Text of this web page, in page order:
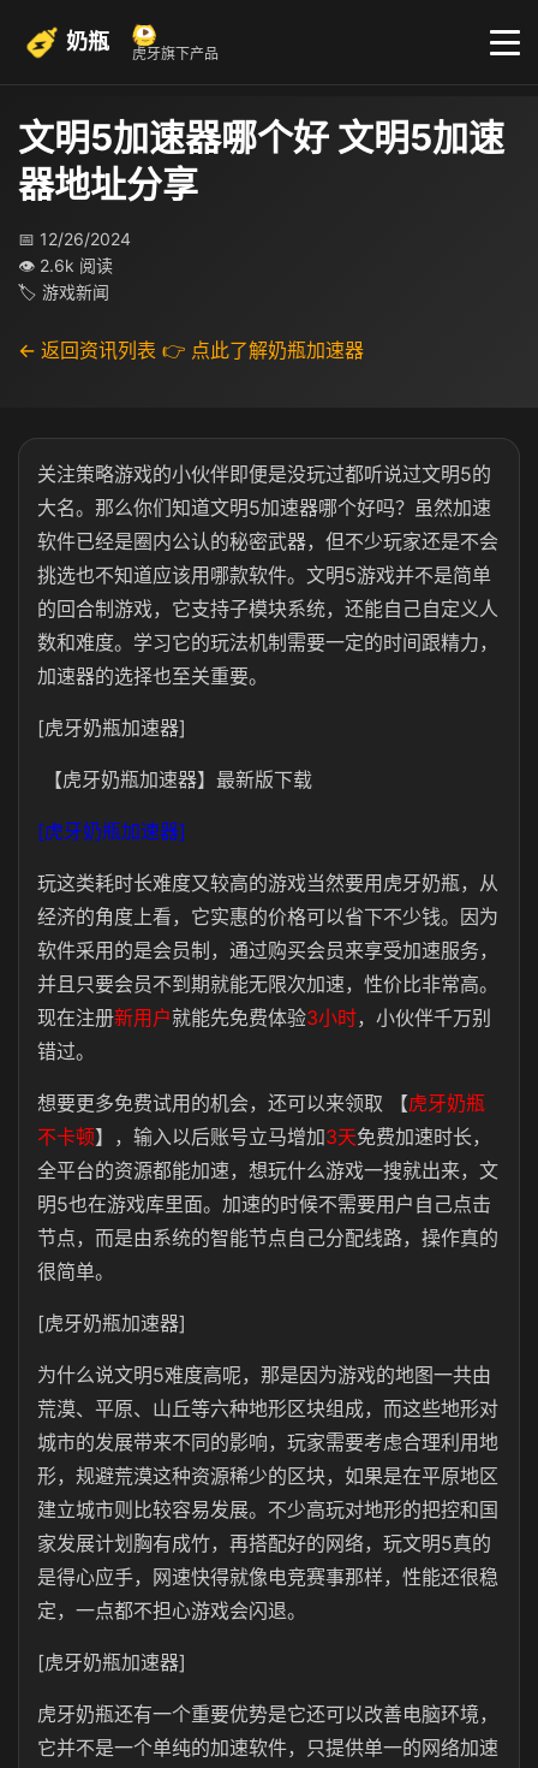
奶瓶 虎牙旗下产品
文明5加速器哪个好 文明5加速
器地址分享
📅 12/26/2024
👁 2.6k 阅读
🏷 游戏新闻
← 返回资讯列表 👉 点此了解奶瓶加速器
关注策略游戏的小伙伴即便是没玩过都听说过文明5的
大名。那么你们知道文明5加速器哪个好吗？虽然加速
软件已经是圈内公认的秘密武器，但不少玩家还是不会
挑选也不知道应该用哪款软件。文明5游戏并不是简单
的回合制游戏，它支持子模块系统，还能自己自定义人
数和难度。学习它的玩法机制需要一定的时间跟精力，
加速器的选择也至关重要。
[虎牙奶瓶加速器]
【虎牙奶瓶加速器】最新版下载
[虎牙奶瓶加速器]
玩这类耗时长难度又较高的游戏当然要用虎牙奶瓶，从
经济的角度上看，它实惠的价格可以省下不少钱。因为
软件采用的是会员制，通过购买会员来享受加速服务，
并且只要会员不到期就能无限次加速，性价比非常高。
现在注册新用户就能先免费体验3小时，小伙伴千万别
错过。
想要更多免费试用的机会，还可以来领取 【虎牙奶瓶
不卡顿】 ，输入以后账号立马增加3天免费加速时长，
全平台的资源都能加速，想玩什么游戏一搜就出来，文
明5也在游戏库里面。加速的时候不需要用户自己点击
节点，而是由系统的智能节点自己分配线路，操作真的
很简单。
[虎牙奶瓶加速器]
为什么说文明5难度高呢，那是因为游戏的地图一共由
荒漠、平原、山丘等六种地形区块组成，而这些地形对
城市的发展带来不同的影响，玩家需要考虑合理利用地
形，规避荒漠这种资源稀少的区块，如果是在平原地区
建立城市则比较容易发展。不少高玩对地形的把控和国
家发展计划胸有成竹，再搭配好的网络，玩文明5真的
是得心应手，网速快得就像电竞赛事那样，性能还很稳
定，一点都不担心游戏会闪退。
[虎牙奶瓶加速器]
虎牙奶瓶还有一个重要优势是它还可以改善电脑环境，
它并不是一个单纯的加速软件，只提供单一的网络加速